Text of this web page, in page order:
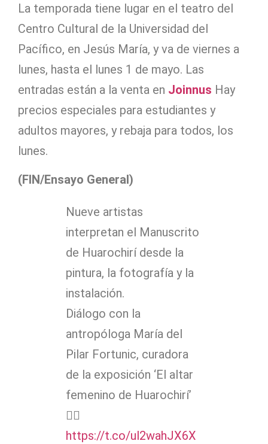
La temporada tiene lugar en el teatro del
Centro Cultural de la Universidad del
Pacífico, en Jesús María, y va de viernes a
lunes, hasta el lunes 1 de mayo. Las
entradas están a la venta en Joinnus Hay
precios especiales para estudiantes y
adultos mayores, y rebaja para todos, los
lunes.
(FIN/Ensayo General)
Nueve artistas
interpretan el Manuscrito
de Huarochirí desde la
pintura, la fotografía y la
instalación.
Diálogo con la
antropóloga María del
Pilar Fortunic, curadora
de la exposición ‘El altar
femenino de Huarochirí’
👉🏽
https://t.co/ul2wahJX6X